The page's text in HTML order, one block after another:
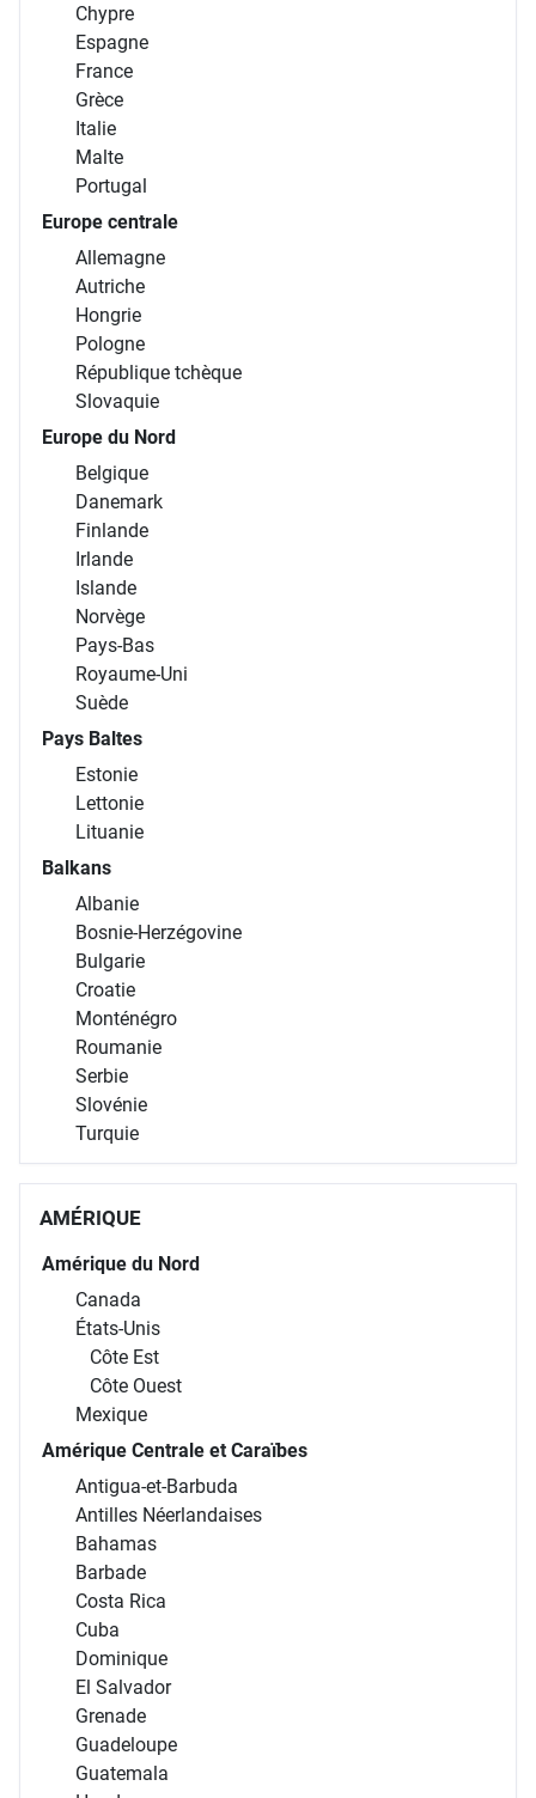
Chypre
Espagne
France
Grèce
Italie
Malte
Portugal
Europe centrale
Allemagne
Autriche
Hongrie
Pologne
République tchèque
Slovaquie
Europe du Nord
Belgique
Danemark
Finlande
Irlande
Islande
Norvège
Pays-Bas
Royaume-Uni
Suède
Pays Baltes
Estonie
Lettonie
Lituanie
Balkans
Albanie
Bosnie-Herzégovine
Bulgarie
Croatie
Monténégro
Roumanie
Serbie
Slovénie
Turquie
AMÉRIQUE
Amérique du Nord
Canada
États-Unis
Côte Est
Côte Ouest
Mexique
Amérique Centrale et Caraïbes
Antigua-et-Barbuda
Antilles Néerlandaises
Bahamas
Barbade
Costa Rica
Cuba
Dominique
El Salvador
Grenade
Guadeloupe
Guatemala